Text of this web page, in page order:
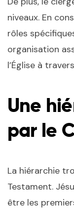
niveaux. En
rôles
organisation
l’Église à
Une
par le
La hiérarchie
Testament.
être les